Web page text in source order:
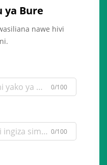
ya Bure
nawe hivi
0/100
0/100